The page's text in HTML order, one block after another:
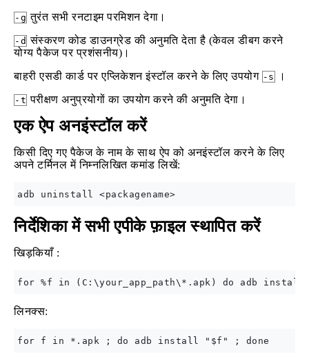
-g तुरंत सभी रनटाइम परमिशन देगा।
-d संस्करण कोड डाउनग्रेड की अनुमति देता है (केवल डीबग करने
योग्य पैकेज पर प्रशंसनीय)।
बाहरी एसडी कार्ड पर एप्लिकेशन इंस्टॉल करने के लिए उपयोग -s ।
-t परीक्षण अनुप्रयोगों का उपयोग करने की अनुमति देगा।
एक ऐप अनइंस्टॉल करें
किसी दिए गए पैकेज के नाम के साथ ऐप को अनइंस्टॉल करने के लिए
अपने टर्मिनल में निम्नलिखित कमांड लिखें:
निर्देशिका में सभी एपीके फ़ाइल स्थापित करें
खिड़कियाँ :
लिनक्स: